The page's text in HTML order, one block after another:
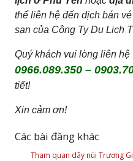
thể liên hệ đến dịch bán
sạn của Công Ty Du Lịch
Quý khách vui lòng liên hệ
0966.089.350 –
tiết!
Xin cảm ơn!
Các bài đăng khác
Tham quan dãy núi Trương